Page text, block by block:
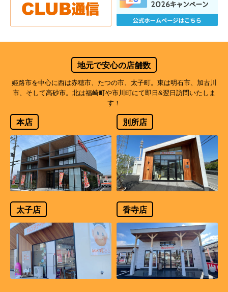
地元で安心の店舗数
姫路市を中心に西は赤穂市、たつの市、太子町。東は明石市、加古川
市、そして高砂市。北は福崎町や市川町にて即日&翌日訪問いたしま
す！
本店 別所店
太子店 香寺店